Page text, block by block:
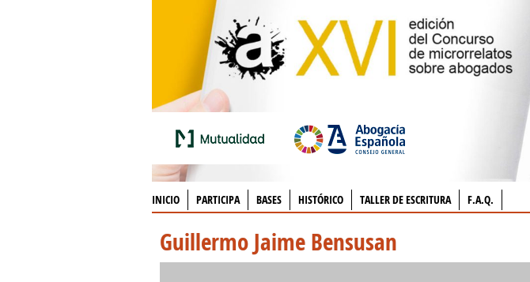
INICIO PARTICIPA BASES HISTÓRICO TALLER DE ESCRITURA F.A.Q.
Guillermo Jaime Bensusan